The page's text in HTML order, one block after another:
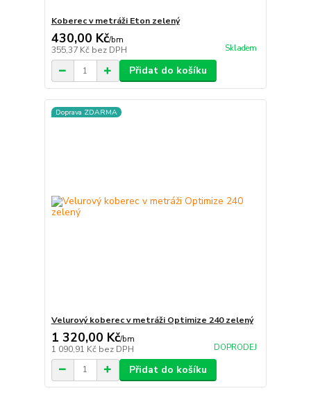
Koberec v metráži Eton zelený
430,00 Kč/bm
355,37 Kč bez DPH Skladem
Přidat do košíku
Doprava ZDARMA
Velurový koberec v metráži Optimize 240 zelený
1 320,00 Kč/bm
1 090,91 Kč bez DPH DOPRODEJ
Přidat do košíku